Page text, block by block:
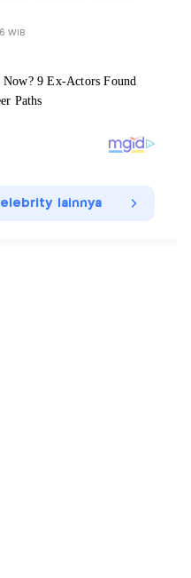
WIB
lainnya